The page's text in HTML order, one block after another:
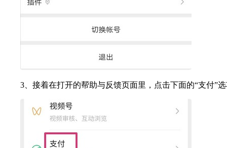
3、接着在打开的帮助与反馈页面里，点击下面的“支付”